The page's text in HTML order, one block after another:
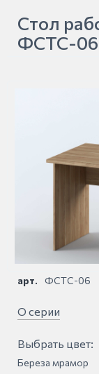
Стол
ФСТС-06
арт. ФСТС-06
О серии
Выбрать цвет:
Береза мрамор